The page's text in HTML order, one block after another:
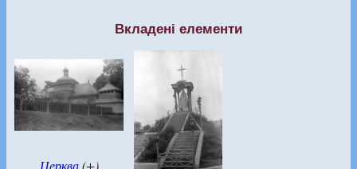
Вкладені елементи
Церква(+)